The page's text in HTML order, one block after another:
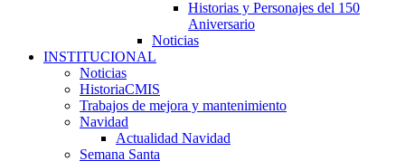
Historias y Personajes del 150
Aniversario
Noticias
INSTITUCIONAL
Noticias
HistoriaCMIS
Trabajos de mejora y mantenimiento
Navidad
Actualidad Navidad
Semana Santa